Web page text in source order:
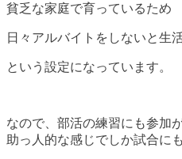
貧乏な家庭で育っているため
日々アルバイトをしないと生
という設定になっています。
なので、部活の練習にも参加
助っ人的な感じでしか試合に